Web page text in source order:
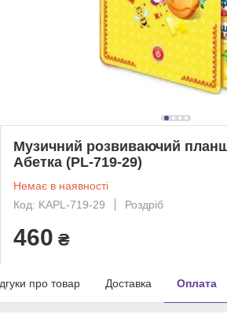
Музичний розвиваючий
Абетка (PL-719-29)
Немає в наявності
Код: KAPL-719-29
Роздріб
460 ₴
про товар Доставка Оплата